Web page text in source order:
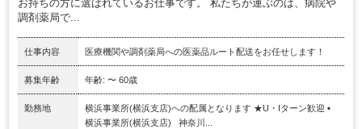
お持ちの方に選ばれているお仕事です。 私たちが運ぶのは、病院や
調剤薬局で...
仕事内容 医療機関や調剤薬局への医薬品ルート配送をお任せします！
募集年齢 年齢: 〜 60歳
勤務地
横浜事業所(横浜支店)への配属となります ★U・Iターン歓迎 ▪️
横浜事業所(横浜支店) 神奈川...